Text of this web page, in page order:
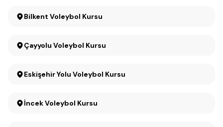
Bilkent Voleybol Kursu
Çayyolu Voleybol Kursu
Eskişehir Yolu Voleybol Kursu
İncek Voleybol Kursu